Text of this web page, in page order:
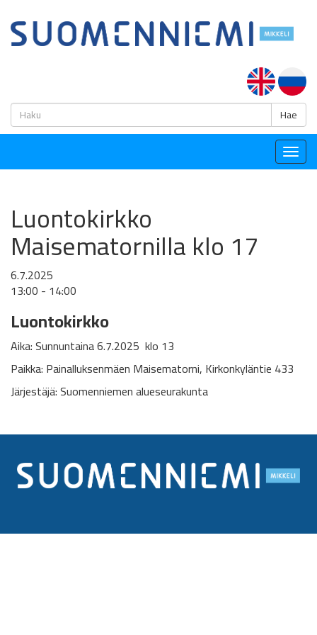
Hae
Luontokirkko
Maisematornilla klo 17
6.7.2025
13:00 - 14:00
Luontokirkko
Aika: Sunnuntaina 6.7.2025 klo 13
Paikka: Painalluksenmäen Maisematorni, Kirkonkyläntie 433
Järjestäjä: Suomenniemen alueseurakunta